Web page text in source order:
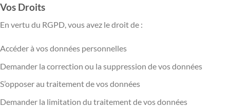
Vos Droits
En vertu du RGPD, vous avez le droit de :
Accéder à vos données personnelles
Demander la correction ou la suppression de vos données
S’opposer au traitement de vos données
Demander la limitation du traitement de vos données